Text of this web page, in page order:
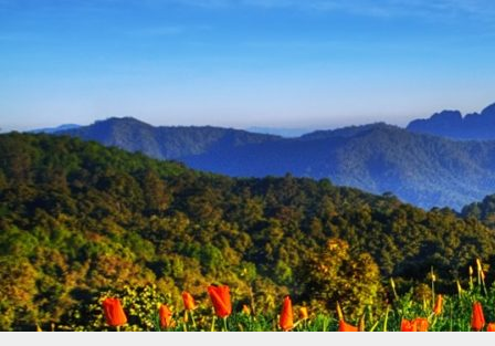
content